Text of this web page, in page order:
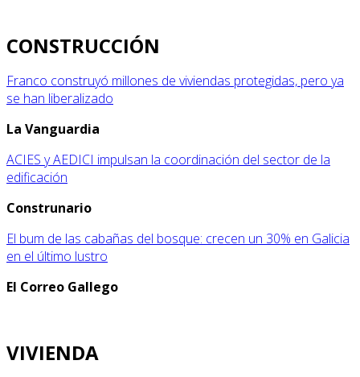
CONSTRUCCIÓN
Franco construyó millones de viviendas protegidas, pero ya
se han liberalizado
La Vanguardia
ACIES y AEDICI impulsan la coordinación del sector de la
edificación
Construnario
El bum de las cabañas del bosque: crecen un 30% en Galicia
en el último lustro
El Correo Gallego
VIVIENDA